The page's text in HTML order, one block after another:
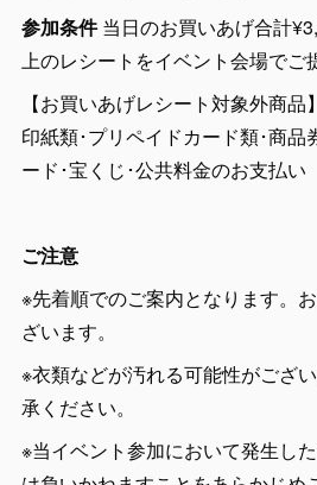
参加条件当日のお買いあげ合計
上のレシートをイベント会場でご
【お買いあげレシート対象外商品
印紙類･プリペイドカード類･商品
ード･宝くじ･公共料金のお支払い
ご注意
※先着順でのご案内となります。
ざいます。
※衣類などが汚れる可能性がござ
承ください。
※当イベント参加において発生し